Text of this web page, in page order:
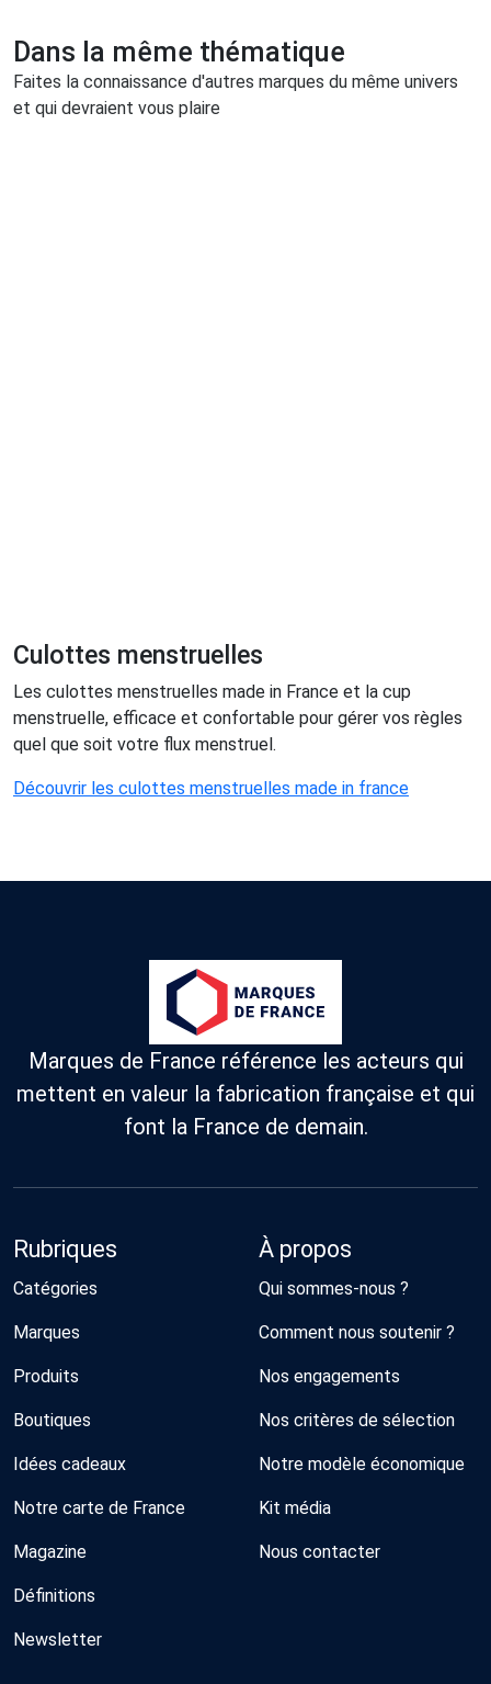
Dans la même thématique
Faites la connaissance d'autres marques du même univers
et qui devraient vous plaire
Culottes menstruelles
Les culottes menstruelles made in France et la cup
menstruelle, efficace et confortable pour gérer vos règles
quel que soit votre flux menstruel.
Découvrir les culottes menstruelles made in france
Marques de France référence les acteurs qui
mettent en valeur la fabrication française et qui
font la France de demain.
Rubriques
Catégories
Marques
Produits
Boutiques
Idées cadeaux
Notre carte de France
Magazine
Définitions
Newsletter
À propos
Qui sommes-nous ?
Comment nous soutenir ?
Nos engagements
Nos critères de sélection
Notre modèle économique
Kit média
Nous contacter